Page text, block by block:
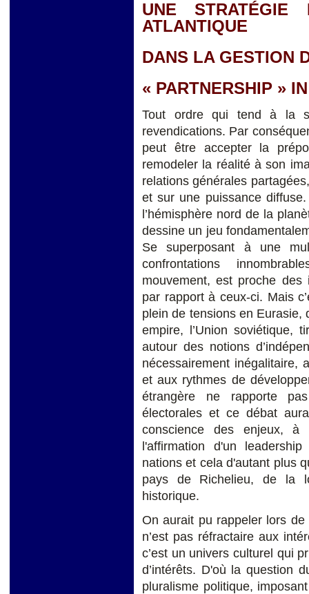
UNE STRATÉGIE
ATLANTIQUE
DANS LA GESTION
« PARTNERSHIP »
Tout ordre qui tend à la
revendications. Par
peut être accepter la
remodeler la réalité à son
relations générales
et sur une puissance
l’hémisphère nord de la
dessine un jeu
Se superposant à une
confrontations
mouvement, est proche des
par rapport à ceux-ci. Mais
plein de tensions en Eurasie,
empire, l’Union soviétique,
autour des notions
nécessairement inégalitaire,
et aux rythmes de
étrangère ne rapporte
électorales et ce débat
conscience des enjeux,
l'affirmation d'un
nations et cela d'autant plus
pays de Richelieu, de la
historique.
On aurait pu rappeler lors
n’est pas réfractaire aux
c’est un univers culturel qui
d’intérêts. D'où la question
pluralisme politique,